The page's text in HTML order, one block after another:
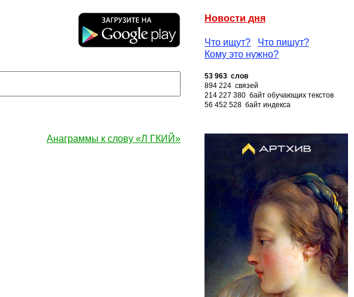
Новости дня
Что ищут?
Что пишут?
Кому это нужно?
53 963 слов
894 224 связей
214 227 380 байт обучающих текстов
56 452 528 байт индекса
Анаграммы к слову «Л ГКИЙ»